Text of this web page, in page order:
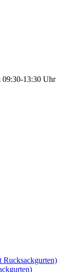
09:30-13:30 Uhr
Rucksackgurten)